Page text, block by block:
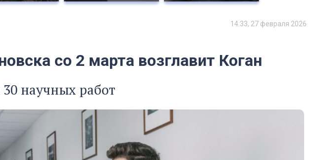
14:33, 27 февраля 2026
со 2 марта возглавит Коган
научных работ